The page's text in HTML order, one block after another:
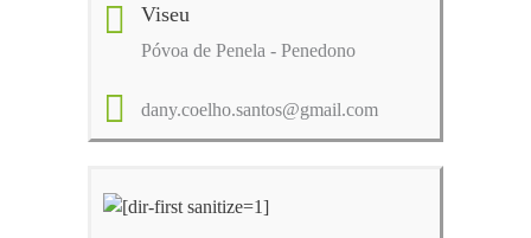
Viseu
Póvoa de Penela - Penedono
dany.coelho.santos@gmail.com